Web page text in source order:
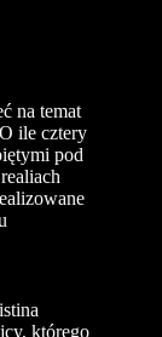
na temat
ile cztery
pod
którego